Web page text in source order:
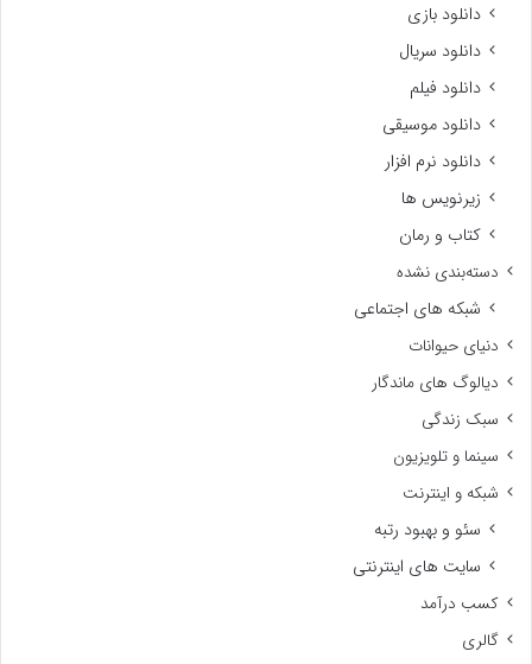
دانلود بازی
دانلود سریال
دانلود فیلم
دانلود موسیقی
دانلود نرم افزار
زیرنویس ها
کتاب و رمان
دسته‌بندی نشده
شبکه های اجتماعی
دنیای حیوانات
دیالوگ های ماندگار
سبک زندگی
سینما و تلویزیون
شبکه و اینترنت
سئو و بهبود رتبه
سایت های اینترنتی
کسب درآمد
گالری